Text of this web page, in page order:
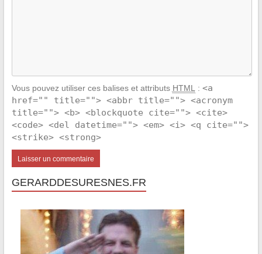
Vous pouvez utiliser ces balises et attributs HTML : <a
href="" title=""> <abbr title=""> <acronym
title=""> <b> <blockquote cite=""> <cite>
<code> <del datetime=""> <em> <i> <q cite="">
<strike> <strong>
GERARDDESURESNES.FR